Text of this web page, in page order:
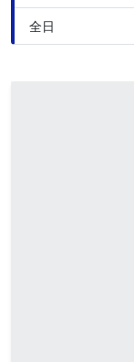
全日